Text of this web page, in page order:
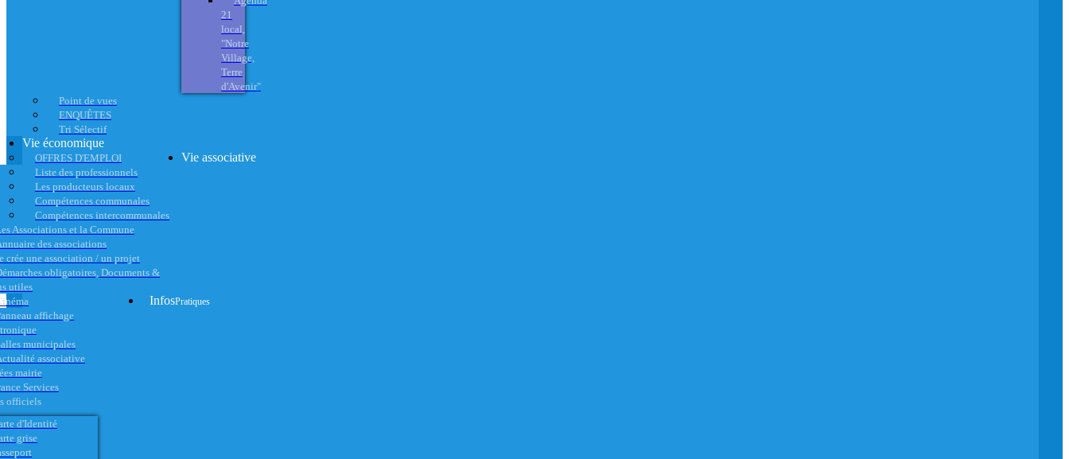
21
local,
"Notre
Village,
Terre
d'Avenir"
Point de vues
ENQUÊTES
Tri Sélectif
Vie économique
OFFRES D'EMPLOI
Liste des professionnels
Les producteurs locaux
Compétences communales
Compétences intercommunales
Vie associative
Associations et la Commune
des associations
crée une association / un projet
obligatoires, Documents &
utiles
affichage
municipales
associative
InfosPratiques
mairie
Services
officiels
d'Identité
grise